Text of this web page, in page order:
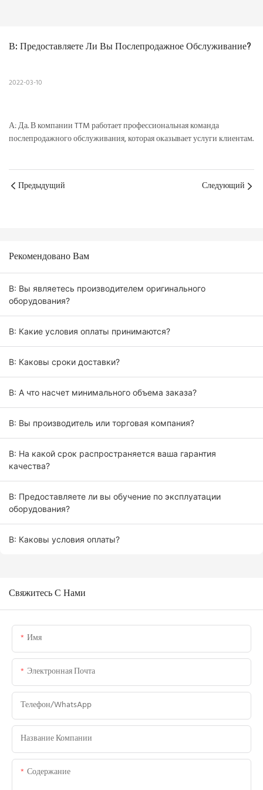
В: Предоставляете Ли Вы Послепродажное Обслуживание?
2022-03-10
А: Да. В компании TTM работает профессиональная команда
послепродажного обслуживания, которая оказывает услуги клиентам.
Предыдущий Следующий
Рекомендовано Вам
В: Вы являетесь производителем оригинального
оборудования?
В: Какие условия оплаты принимаются?
В: Каковы сроки доставки?
В: А что насчет минимального объема заказа?
В: Вы производитель или торговая компания?
В: На какой срок распространяется ваша гарантия
качества?
В: Предоставляете ли вы обучение по эксплуатации
оборудования?
В: Каковы условия оплаты?
Свяжитесь С Нами
Имя
Электронная Почта
Телефон/WhatsApp
Название Компании
Содержание